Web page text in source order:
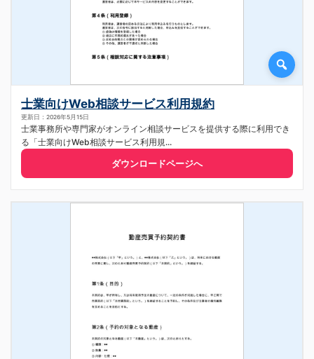
士業向けWeb相談サービス利用規約
更新日：2026年5月15日
士業事務所や専門家がオンライン相談サービスを提供する際に利用でき
る「士業向けWeb相談サービス利用規...
ダウンロードページへ